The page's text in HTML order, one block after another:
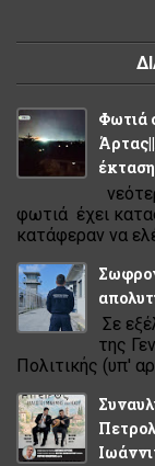
Φωτιά
φωτιά έχει
κατάφεραν να
Σε
της
Πολιτικής (υπ'